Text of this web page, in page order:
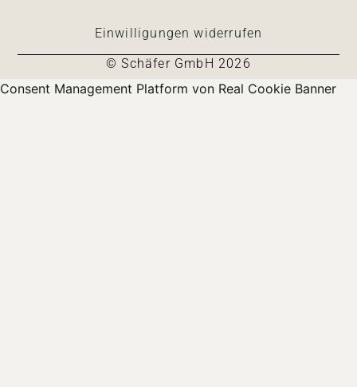
Einwilligungen widerrufen
© Schäfer GmbH 2026
Consent Management Platform von Real Cookie Banner